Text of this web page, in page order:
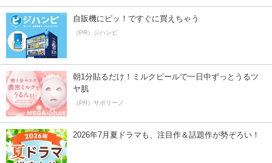
自販機にピッ！ですぐに買えちゃう
（PR）ジハンピ
朝1分貼るだけ！ミルクピールで一日中ずっとうるツ
ヤ肌
（PR）サボリーノ
2026年7月夏ドラマも、注目作＆話題作が勢ぞろい！